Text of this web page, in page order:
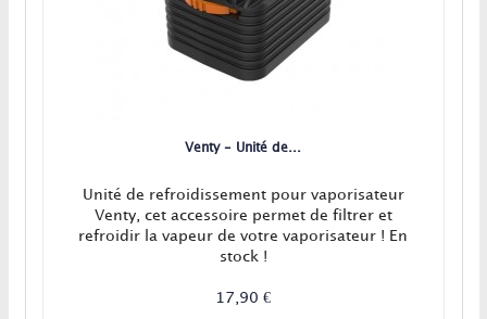
Venty - Unité de...
Unité de refroidissement pour vaporisateur
Venty, cet accessoire permet de filtrer et
refroidir la vapeur de votre vaporisateur ! En
stock !
17,90 €